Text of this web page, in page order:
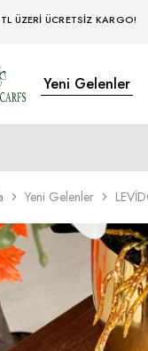
ÜZERİ ÜCRETSİZ KARGO!
Yeni Gelenler
Yeni Gelenler